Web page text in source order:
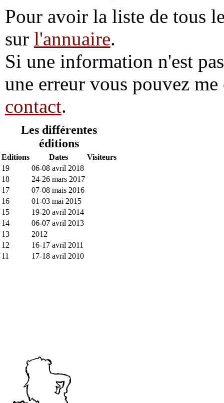
Pour avoir la liste de tous
sur l'annuaire.
Si une information n'est
une erreur vous pouvez
contact.
Les différentes
éditions
Editions Dates
Visiteurs
19
06-08 avril 2018
18
24-26 mars 2017
17
07-08 mais 2016
16
01-03 mai 2015
15
19-20 avril 2014
14
06-07 avril 2013
13
2012
12
16-17 avril 2011
11
17-18 avril 2010